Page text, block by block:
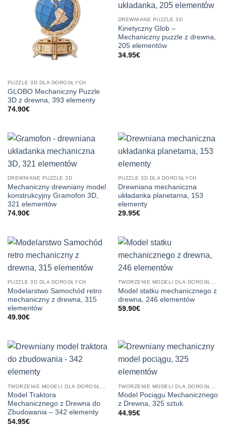
PUZZLE 3D DLA DOROSŁYCH
GLOBO Mechaniczny Puzzle
3D z drewna, 393 elementy
74.90€
DREWNIANE PUZZLE 3D
Kinetyczny Glob –
Mechaniczny puzzle z drewna,
205 elementów
34.95€
DREWNIANE PUZZLE 3D
Mechaniczny drewniany model
konstrukcyjny Gramofon 3D,
321 elementów
74.90€
PUZZLE 3D DLA DOROSŁYCH
Drewniana mechaniczna
układanka planetarna, 153
elementy
29.95€
PUZZLE 3D DLA DOROSŁYCH
Modelarstwo Samochód retro
mechaniczny z drewna, 315
elementów
49.90€
TWORZENIE MODELI DLA DOROSŁYCH
Model statku mechanicznego z
drewna, 246 elementów
59.90€
Model Traktora
Mechanicznego z Drewna do
Zbudowania – 342 elementy
54.95€
Model Pociągu Mechanicznego
z Drewna, 325 sztuk
44.95€